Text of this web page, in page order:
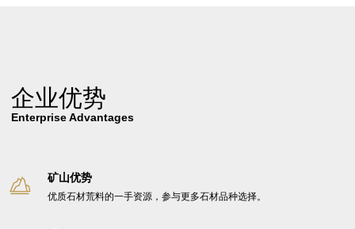
企业优势
Enterprise Advantages
矿山优势
优质石材荒料的一手资源，参与更多石材品种选择。